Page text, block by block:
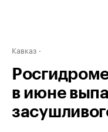
Кавказ
в июне